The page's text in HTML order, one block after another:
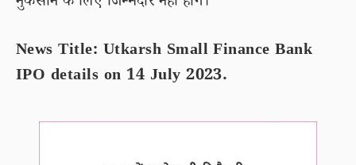
News Title: Utkarsh Small Finance Bank
IPO details on 14 July 2023.